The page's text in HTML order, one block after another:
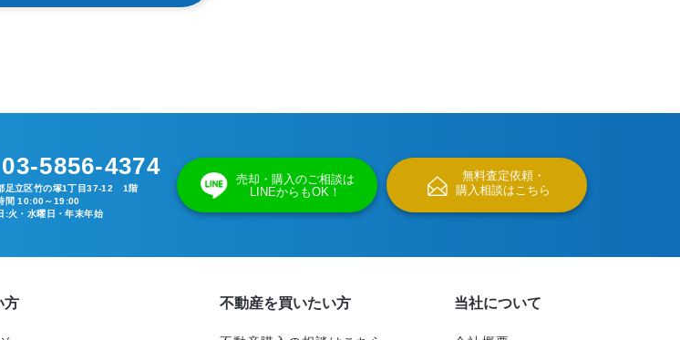
03-5856-4374
足立区竹の塚1丁目37-12 1階
間 10:00～19:00
:火・水曜日・年末年始
売却・購入のご相談は
LINEからもOK！
無料査定依頼・
購入相談はこちら
方 不動産を買いたい方 当社について